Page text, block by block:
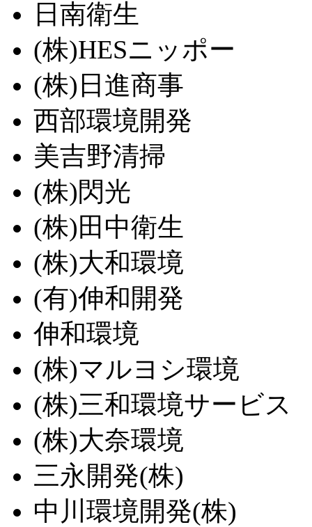
日南衛生
(株)HESニッポー
(株)日進商事
西部環境開発
美吉野清掃
(株)閃光
(株)田中衛生
(株)大和環境
(有)伸和開発
伸和環境
(株)マルヨシ環境
(株)三和環境サービス
(株)大奈環境
三永開発(株)
中川環境開発(株)